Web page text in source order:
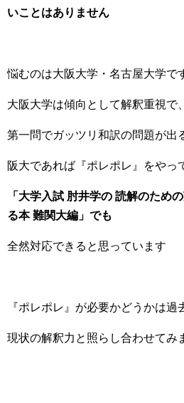
いことはありません
悩むのは大阪大学・名古屋大学で
大阪大学は傾向として解釈重視で、
第一問でガッツリ和訳の問題が出
阪大であれば『ポレポレ』をやっ
「 大学入試 肘井学の 読解のため
る本 難関大編 」でも
全然対応できると思っています
『ポレポレ』が必要かどうかは過
現状の解釈力と照らし合わせてみ